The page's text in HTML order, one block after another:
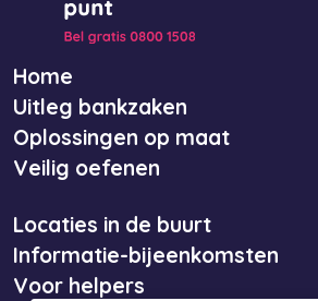
Home
Uitleg bankzaken
Oplossingen op maat
Veilig oefenen
Locaties in de buurt
Informatie-bijeenkomsten
Voor helpers